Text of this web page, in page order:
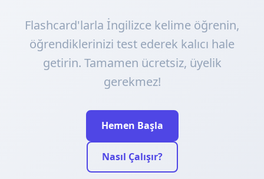
Flashcard'larla İngilizce kelime öğrenin,
öğrendiklerinizi test ederek kalıcı hale
getirin. Tamamen ücretsiz, üyelik
gerekmez!
Hemen Başla
Nasıl Çalışır?